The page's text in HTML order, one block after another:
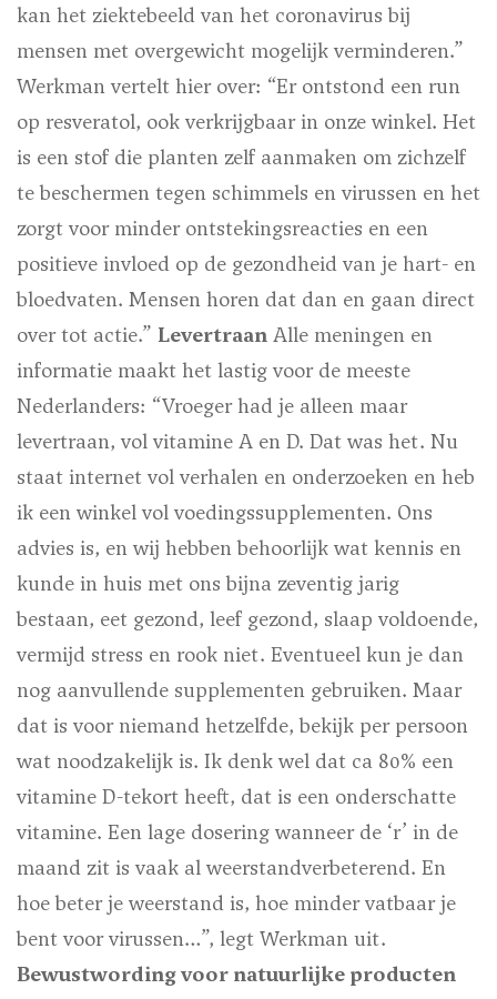
kan het ziektebeeld van het coronavirus bij
mensen met overgewicht mogelijk verminderen.”
Werkman vertelt hier over: “Er ontstond een run
op resveratol, ook verkrijgbaar in onze winkel. Het
is een stof die planten zelf aanmaken om zichzelf
te beschermen tegen schimmels en virussen en het
zorgt voor minder ontstekingsreacties en een
positieve invloed op de gezondheid van je hart- en
bloedvaten. Mensen horen dat dan en gaan direct
over tot actie.” Levertraan Alle meningen en
informatie maakt het lastig voor de meeste
Nederlanders: “Vroeger had je alleen maar
levertraan, vol vitamine A en D. Dat was het. Nu
staat internet vol verhalen en onderzoeken en heb
ik een winkel vol voedingssupplementen. Ons
advies is, en wij hebben behoorlijk wat kennis en
kunde in huis met ons bijna zeventig jarig
bestaan, eet gezond, leef gezond, slaap voldoende,
vermijd stress en rook niet. Eventueel kun je dan
nog aanvullende supplementen gebruiken. Maar
dat is voor niemand hetzelfde, bekijk per persoon
wat noodzakelijk is. Ik denk wel dat ca 80% een
vitamine D-tekort heeft, dat is een onderschatte
vitamine. Een lage dosering wanneer de ‘r’ in de
maand zit is vaak al weerstandverbeterend. En
hoe beter je weerstand is, hoe minder vatbaar je
bent voor virussen…”, legt Werkman uit.
Bewustwording voor natuurlijke producten